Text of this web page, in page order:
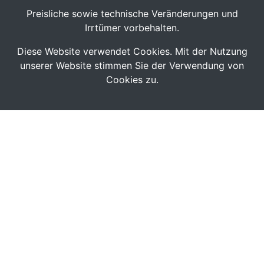
Preisliche sowie technische Veränderungen und
Irrtümer vorbehalten.
Diese Website verwendet Cookies. Mit der Nutzung
unserer Website stimmen Sie der Verwendung von
Cookies zu.